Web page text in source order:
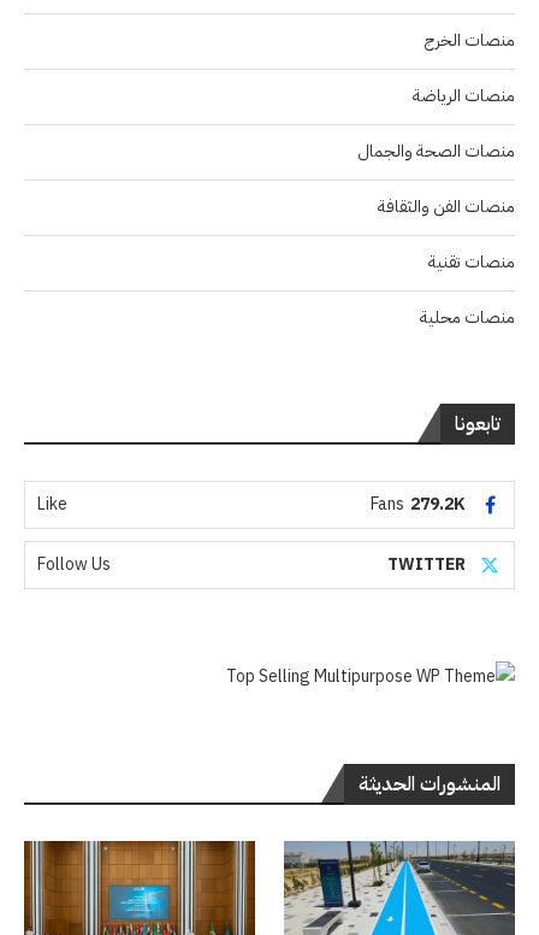
منصات الخرج
منصات الرياضة
منصات الصحة والجمال
منصات الفن والثقافة
منصات تقنية
منصات محلية
تابعونا
279.2K
Fans
Like
TWITTER
Follow Us
المنشورات الحديثة